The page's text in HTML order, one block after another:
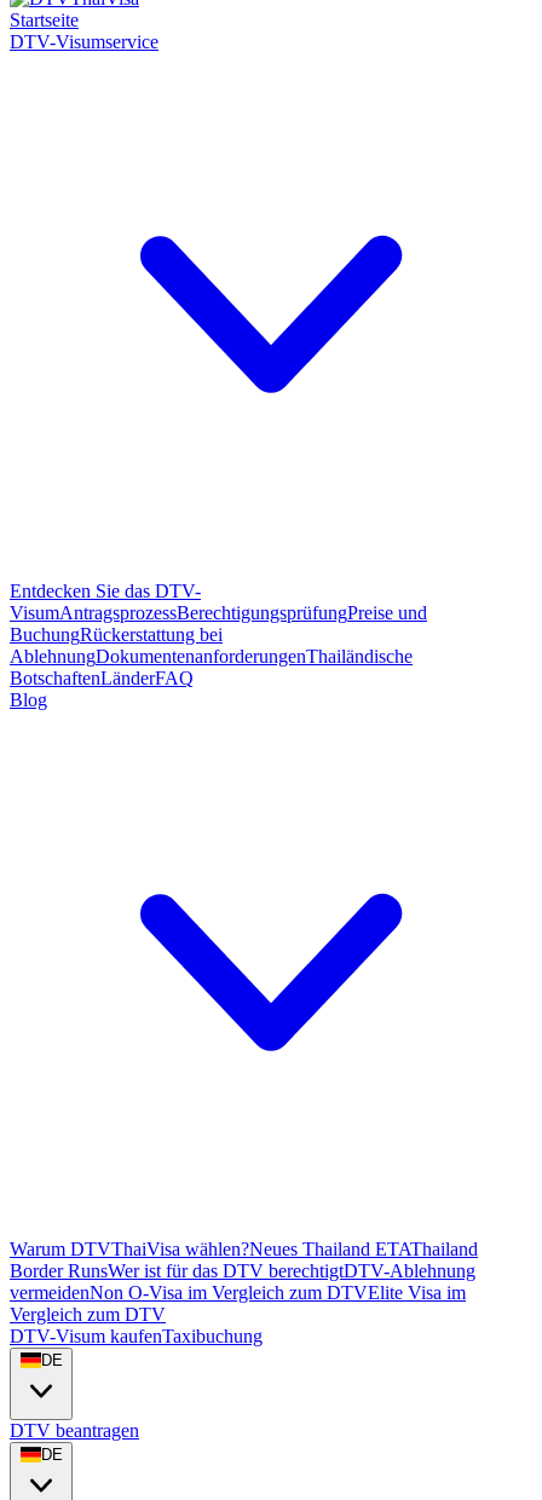
Startseite
DTV-Visumservice
Entdecken Sie das DTV-
VisumAntragsprozessBerechtigungsprüfungPreise und
BuchungRückerstattung bei
AblehnungDokumentenanforderungenThailändische
BotschaftenLänderFAQ
Blog
Warum DTVThaiVisa wählen?Neues Thailand ETAThailand
Border RunsWer ist für das DTV berechtigtDTV-Ablehnung
vermeidenNon O-Visa im Vergleich zum DTVElite Visa im
Vergleich zum DTV
DTV-Visum kaufenTaxibuchung
DE
DTV beantragen
DE